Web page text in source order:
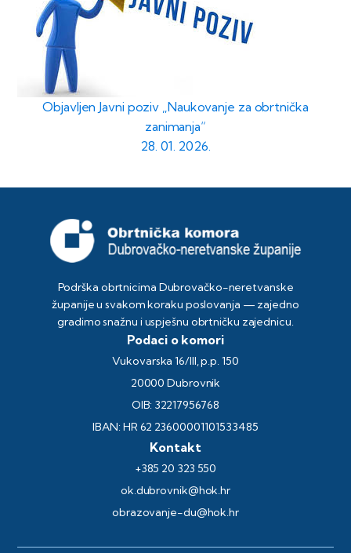
Objavljen Javni poziv „Naukovanje za obrtnička
zanimanja“
28. 01. 2026.
Podrška obrtnicima Dubrovačko-neretvanske
županije u svakom koraku poslovanja — zajedno
gradimo snažnu i uspješnu obrtničku zajednicu.
Podaci o komori
Vukovarska 16/III, p.p. 150
20000 Dubrovnik
OIB: 32217956768
IBAN: HR 62 23600001101533485
Kontakt
+385 20 323 550
ok.dubrovnik@hok.hr
obrazovanje-du@hok.hr